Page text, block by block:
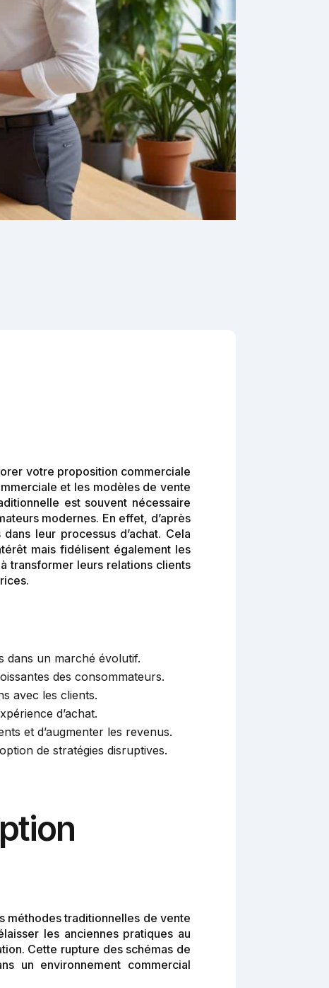
votre proposition commerciale
et les modèles de vente
est souvent nécessaire
modernes. En effet, d’après
leur processus d’achat. Cela
mais fidélisent également les
transformer leurs relations clients
dans un marché évolutif.
des consommateurs.
avec les clients.
d’achat.
et d’augmenter les revenus.
de stratégies disruptives.
méthodes traditionnelles de vente
les anciennes pratiques au
Cette rupture des schémas de
un environnement commercial